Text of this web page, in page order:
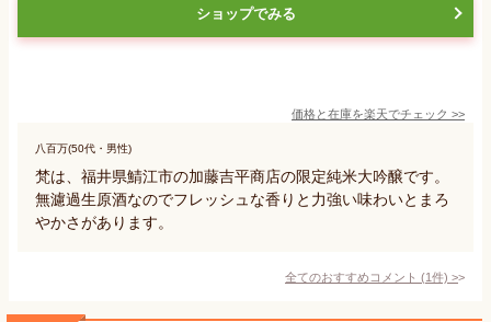
ショップでみる
価格と在庫を楽天でチェック >>
八百万(50代・男性)
梵は、福井県鯖江市の加藤吉平商店の限定純米大吟醸です。
無濾過生原酒なのでフレッシュな香りと力強い味わいとまろ
やかさがあります。
全てのおすすめコメント (1件) >